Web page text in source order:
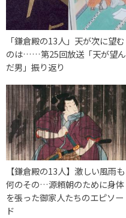
「鎌倉殿の13人」天が次に望む
のは……第25回放送「天が望ん
だ男」振り返り
【鎌倉殿の13人】激しい風雨も
何のその…源頼朝のために身体
を張った御家人たちのエピソー
ド